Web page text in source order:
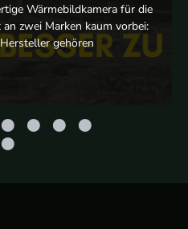
Wärmebildkamera für die
zwei Marken kaum vorbei:
gehören
Anbietern auf dem Markt
an Wärmebild
und
Marktführern zählt, hat
wieder am Markt